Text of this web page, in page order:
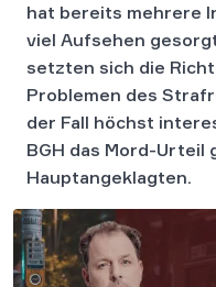
hat bereits mehrere
viel Aufsehen
setzten sich die
Problemen des
der Fall höchst
BGH das Mord-Urteil
Hauptangeklagten.